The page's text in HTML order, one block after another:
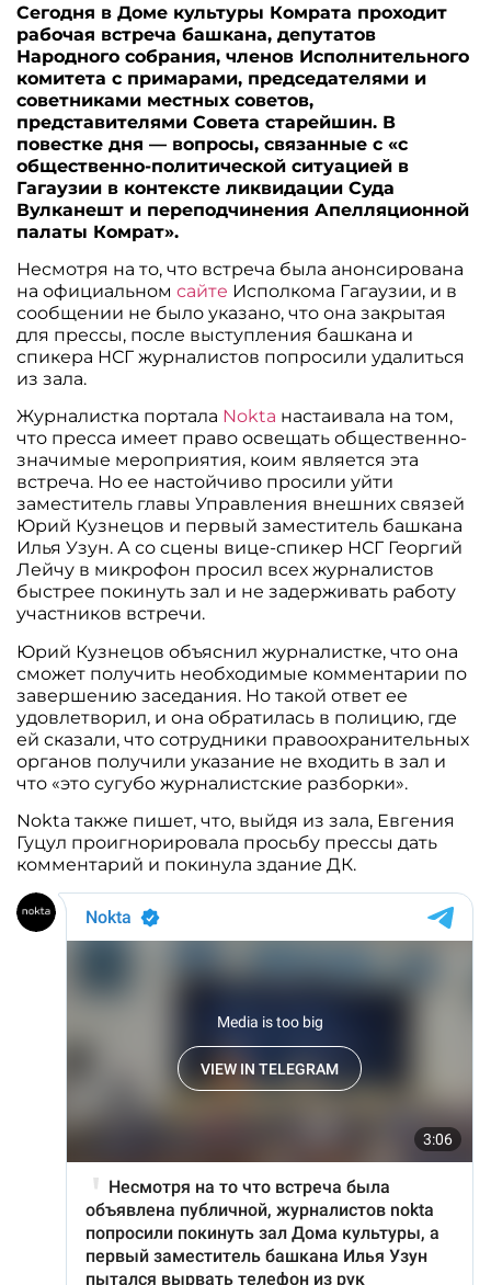
Сегодня в Доме культуры Комрата проходит
рабочая встреча башкана, депутатов
Народного собрания, членов Исполнительного
комитета с примарами, председателями и
советниками местных советов,
представителями Совета старейшин. В
повестке дня — вопросы, связанные с «с
общественно-политической ситуацией в
Гагаузии в контексте ликвидации Суда
Вулканешт и переподчинения Апелляционной
палаты Комрат».
Несмотря на то, что встреча была анонсирована
на официальномсайте Исполкома Гагаузии, и в
сообщении не было указано, что она закрытая
для прессы, после выступления башкана и
спикера НСГ журналистов попросили удалиться
из зала.
Журналистка портала Nokta настаивала на том,
что пресса имеет право освещать общественно-
значимые мероприятия, коим является эта
встреча. Но ее настойчиво просили уйти
заместитель главы Управления внешних связей
Юрий Кузнецов и первый заместитель башкана
Илья Узун. А со сцены вице-спикер НСГ Георгий
Лейчу в микрофон просил всех журналистов
быстрее покинуть зал и не задерживать работу
участников встречи.
Юрий Кузнецов объяснил журналистке, что она
сможет получить необходимые комментарии по
завершению заседания. Но такой ответ ее
удовлетворил, и она обратилась в полицию, где
ей сказали, что сотрудники правоохранительных
органов получили указание не входить в зал и
что «это сугубо журналистские разборки».
Nokta также пишет, что, выйдя из зала, Евгения
Гуцул проигнорировала просьбу прессы дать
комментарий и покинула здание ДК.